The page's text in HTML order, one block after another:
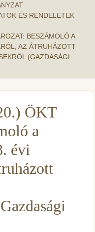
ÉS RENDELETEK
BESZÁMOLÓ A
AZ ÁTRUHÁZOTT
(GAZDASÁGI
ÖKT
a
évi